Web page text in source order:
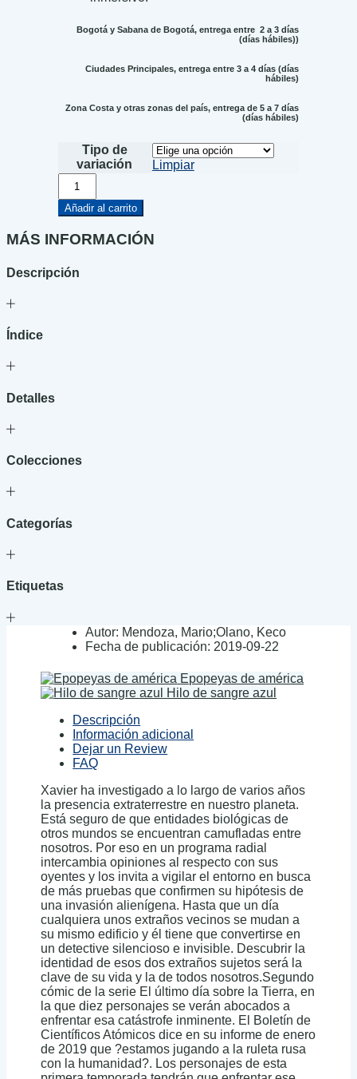
Bogotá y Sabana de Bogotá, entrega entre 2 a 3 días
(días hábiles))
Ciudades Principales, entrega entre 3 a 4 días (días
hábiles)
Zona Costa y otras zonas del país, entrega de 5 a 7 días
(días hábiles)
Tipo de
variación
Limpiar
Están
entre
nosotros
Añadir al carrito
MÁS INFORMACIÓN
Descripción
Índice
Detalles
Colecciones
Categorías
Etiquetas
Autor: Mendoza, Mario;Olano, Keco
Fecha de publicación: 2019-09-22
Epopeyas de américa
Hilo de sangre azul
Descripción
Información adicional
Dejar un Review
FAQ
Xavier ha investigado a lo largo de varios años
la presencia extraterrestre en nuestro planeta.
Está seguro de que entidades biológicas de
otros mundos se encuentran camufladas entre
nosotros. Por eso en un programa radial
intercambia opiniones al respecto con sus
oyentes y los invita a vigilar el entorno en busca
de más pruebas que confirmen su hipótesis de
una invasión alienígena. Hasta que un día
cualquiera unos extraños vecinos se mudan a
su mismo edificio y él tiene que convertirse en
un detective silencioso e invisible. Descubrir la
identidad de esos dos extraños sujetos será la
clave de su vida y la de todos nosotros.Segundo
cómic de la serie El último día sobre la Tierra, en
la que diez personajes se verán abocados a
enfrentar esa catástrofe inminente. El Boletín de
Científicos Atómicos dice en su informe de enero
de 2019 que ?estamos jugando a la ruleta rusa
con la humanidad?. Los personajes de esta